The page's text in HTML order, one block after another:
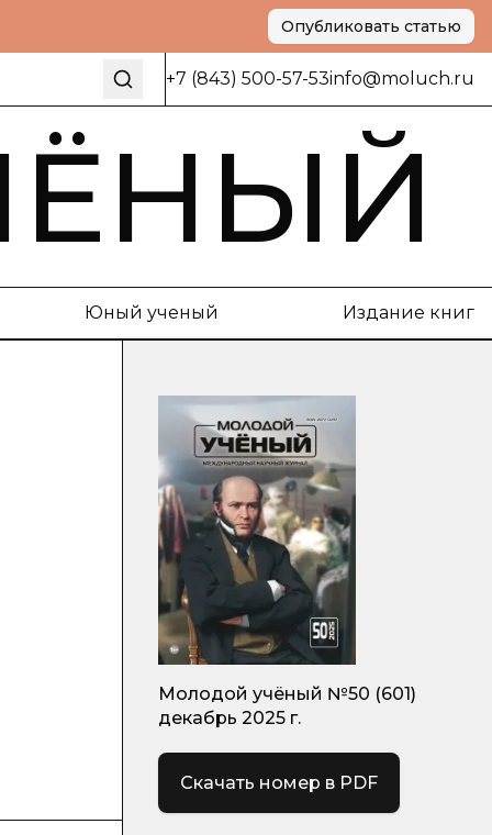
Опубликовать статью
+7 (843) 500-57-53info@moluch.ru
Юный ученый Издание книг
Молодой учёный №50 (601)
декабрь 2025 г.
Скачать номер в PDF